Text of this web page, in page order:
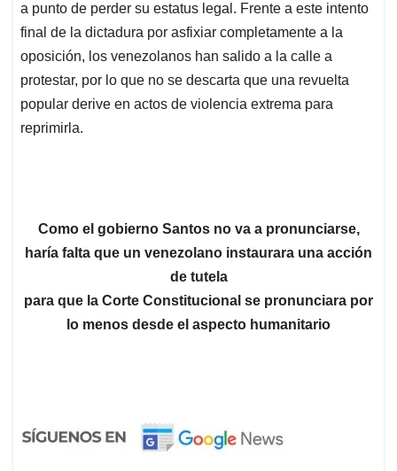
a punto de perder su estatus legal. Frente a este intento
final de la dictadura por asfixiar completamente a la
oposición, los venezolanos han salido a la calle a
protestar, por lo que no se descarta que una revuelta
popular derive en actos de violencia extrema para
reprimirla.
Como el gobierno Santos no va a pronunciarse,
haría falta que un venezolano instaurara una acción
de tutela
para que la Corte Constitucional se pronunciara por
lo menos desde el aspecto humanitario